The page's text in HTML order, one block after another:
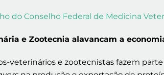
do Conselho Federal de Medicina
e Zootecnia alavancam a
veterinários e zootecnistas fazem